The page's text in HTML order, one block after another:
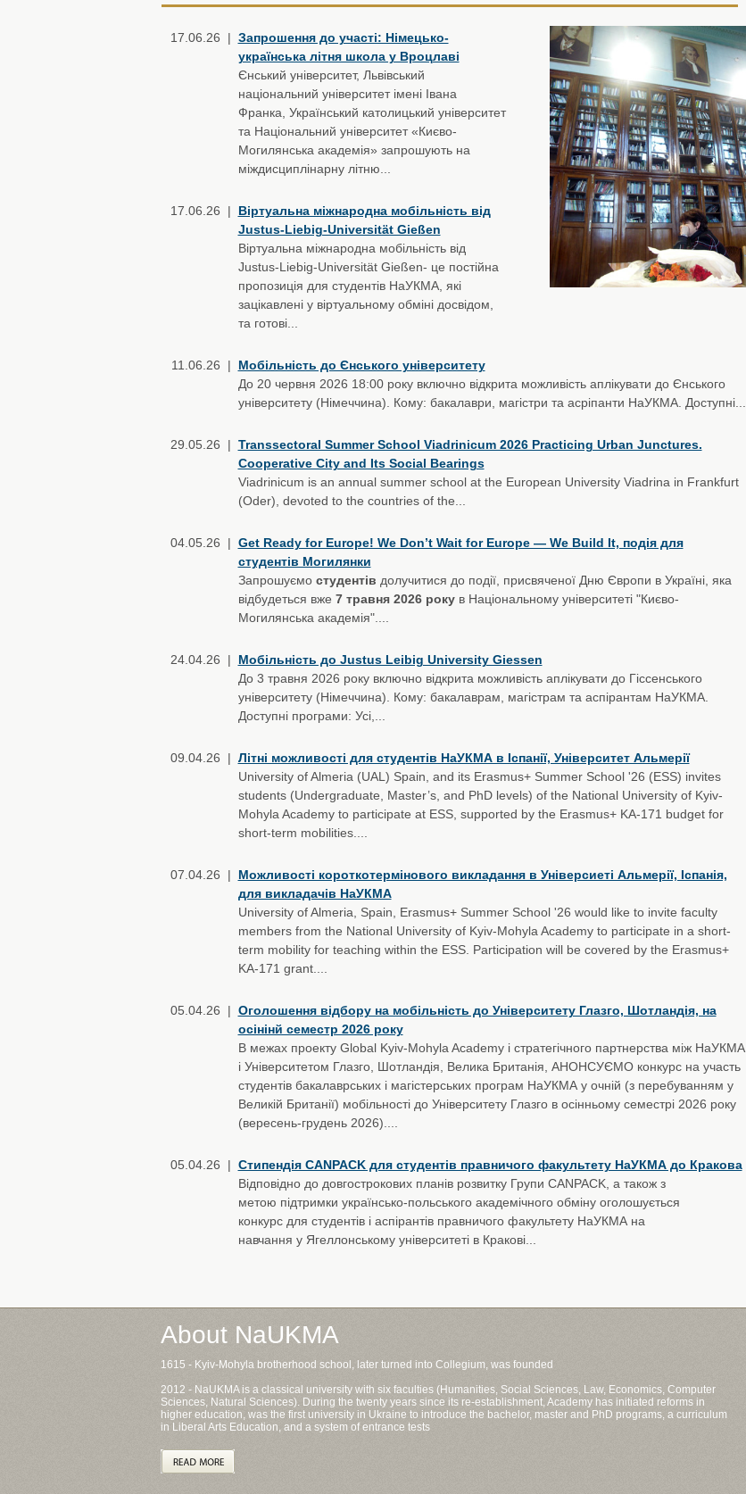
17.06.26 | Запрошення до участі: Німецько-
українська літня школа у Вроцлаві
Єнський університет, Львівський
національний університет імені Івана
Франка, Український католицький університет
та Національний університет «Києво-
Могилянська академія» запрошують на
міждисциплінарну літню...
17.06.26 | Віртуальна міжнародна мобільність від
Justus-Liebig-Universität Gießen
Віртуальна міжнародна мобільність від
Justus-Liebig-Universität Gießen- це постійна
пропозиція для студентів НаУКМА, які
зацікавлені у віртуальному обміні досвідом,
та готові...
11.06.26 | Мобільність до Єнського університету
До 20 червня 2026 18:00 року включно відкрита можливість аплікувати до Єнського
університету (Німеччина). Кому: бакалаври, магістри та асріпанти НаУКМА. Доступні...
29.05.26 | Transsectoral Summer School Viadrinicum 2026 Practicing Urban Junctures.
Cooperative City and Its Social Bearings
Viadrinicum is an annual summer school at the European University Viadrina in Frankfurt
(Oder), devoted to the countries of the...
04.05.26 | Get Ready for Europe! We Don’t Wait for Europe — We Build It, подія для
студентів Могилянки
Запрошуємо студентів долучитися до події, присвяченої Дню Європи в Україні, яка
відбудеться вже 7 травня 2026 рокув Національному університеті "Києво-
Могилянська академія"....
24.04.26 | Мобільність до Justus Leibig University Giessen
До 3 травня 2026 року включно відкрита можливість аплікувати до Гіссенського
університету (Німеччина). Кому: бакалаврам, магістрам та аспірантам НаУКМА.
Доступні програми: Усі,...
09.04.26 | Літні можливості для студентів НаУКМА в Іспанії, Університет Альмерії
University of Almeria (UAL) Spain, and its Erasmus+ Summer School '26 (ESS) invites
students (Undergraduate, Master’s, and PhD levels) of the National University of Kyiv-
Mohyla Academy to participate at ESS, supported by the Erasmus+ KA-171 budget for
short-term mobilities....
07.04.26 | Можливості короткотермінового викладання в Універсиеті Альмерії, Іспанія,
для викладачів НаУКМА
University of Almeria, Spain, Erasmus+ Summer School '26 would like to invite faculty
members from the National University of Kyiv-Mohyla Academy to participate in a short-
term mobility for teaching within the ESS. Participation will be covered by the Erasmus+
KA-171 grant....
05.04.26 | Оголошення відбору на мобільність до Університету Глазго, Шотландія, на
осінінй семестр 2026 року
В межах проекту Global Kyiv-Mohyla Academy і стратегічного партнерства між НаУКМА
і Університетом Глазго, Шотландія, Велика Британія, АНОНСУЄМО конкурс на участь
студентів бакалаврських і магістерських програм НаУКМА у очній (з перебуванням у
Великій Британії) мобільності до Університету Глазго в осінньому семестрі 2026 року
(вересень-грудень 2026)....
05.04.26 | Стипендія CANPACK для студентів правничого факультету НаУКМА до Кракова
Відповідно до довгострокових планів розвитку Групи CANPACK, а також з
метою підтримки українсько-польського академічного обміну оголошується
конкурс для студентів і аспірантів правничого факультету НаУКМА на
навчання у Ягеллонському університеті в Кракові...
About NaUKMA
1615 - Kyiv-Mohyla brotherhood school, later turned into Collegium, was founded
2012 - NaUKMA is a classical university with six faculties (Humanities, Social Sciences, Law, Economics, Computer
Sciences, Natural Sciences). During the twenty years since its re-establishment, Academy has initiated reforms in
higher education, was the first university in Ukraine to introduce the bachelor, master and PhD programs, a curriculum
in Liberal Arts Education, and a system of entrance tests